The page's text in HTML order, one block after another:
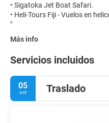
• Sigatoka Jet Boat Safari.
• Heli-Tours Fiji - Vuelos en
Más info
Servicios incluidos
05
oct Traslado